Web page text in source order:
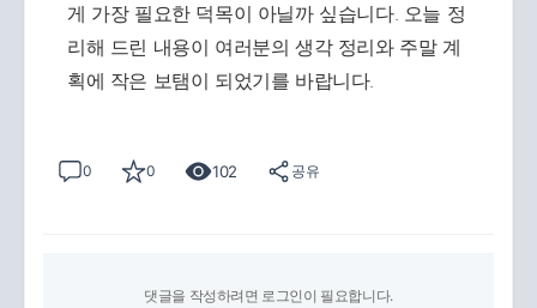
게 가장 필요한 덕목이 아닐까 싶습니다. 오늘 정
리해 드린 내용이 여러분의 생각 정리와 주말 계
획에 작은 보탬이 되었기를 바랍니다.
0 0 102 공유
댓글을 작성하려면 로그인이 필요합니다.